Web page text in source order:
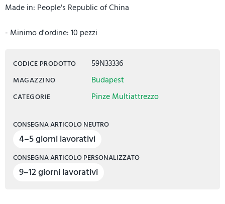
Made in: People's Republic of China
- Minimo d'ordine: 10 pezzi
CODICE PRODOTTO 59N33336
MAGAZZINO Budapest
CATEGORIE Pinze Multiattrezzo
CONSEGNA ARTICOLO NEUTRO
4–5 giorni lavorativi
CONSEGNA ARTICOLO PERSONALIZZATO
9–12 giorni lavorativi